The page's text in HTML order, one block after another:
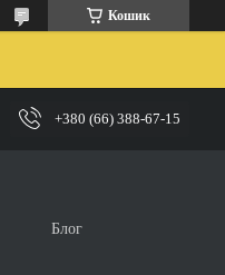
Кошик
+380 (66) 388-67-15
Блог